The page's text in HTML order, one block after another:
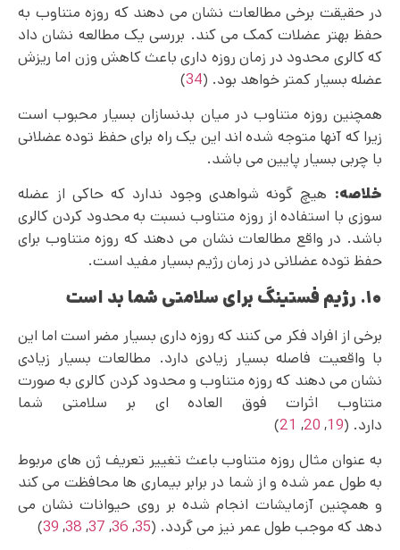
در حقیقت برخی مطالعات نشان می دهند که روزه متناوب به
حفظ بهتر عضلات کمک می کند. بررسی یک مطالعه نشان داد
که کالری محدود در زمان روزه داری باعث کاهش وزن اما ریزش
عضله بسیار کمتر خواهد بود. (34
)
همچنین روزه متناوب در میان بدنسازان بسیار محبوب است
زیرا که آنها متوجه شده اند این یک راه برای حفظ توده عضلانی
با چربی بسیار پایین می باشد.
خلاصه: هیچ گونه شواهدی وجود ندارد که حاکی از عضله
سوزی با استفاده از روزه متناوب نسبت به محدود کردن کالری
باشد. در واقع مطالعات نشان می‌ دهند که روزه متناوب برای
حفظ توده عضلانی در زمان رژیم بسیار مفید است.
۱۰. رژیم فستینگ برای سلامتی شما بد است
برخی از افراد فکر می کنند که روزه داری بسیار مضر است اما این
با واقعیت فاصله بسیار زیادی دارد. مطالعات بسیار زیادی
نشان می دهند که روزه متناوب و محدود کردن کالری به صورت
متناوب اثرات فوق العاده ای بر سلامتی شما
دارد. (19
,
20
,
21
)
به عنوان مثال روزه متناوب باعث تغییر تعریف ژن های مربوط
به طول عمر شده و از شما در برابر بیماری‌ ها محافظت می کند
و همچنین آزمایشات انجام شده بر روی حیوانات نشان می
دهد که موجب طول عمر نیز می گردد. (35
,
36
,
37
,
38
,
39
)